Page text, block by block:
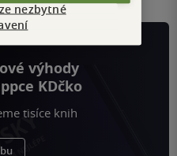
výhody
KDčko
tisíce knih
nezbytné